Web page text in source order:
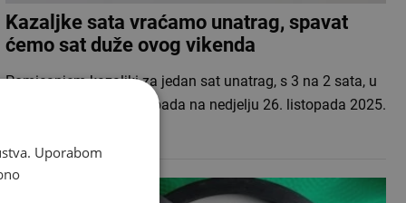
Kazaljke sata vraćamo unatrag, spavat
ćemo sat duže ovog vikenda
Pomicanjem kazaljki za jedan sat unatrag, s 3 na 2 sata, u
noći sa subote 25. listopada na nedjelju 26. listopada 2025.
Uporabom